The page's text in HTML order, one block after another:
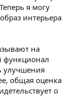
я могу
интерьера
на
функционал
улучшения
общая оценка
о